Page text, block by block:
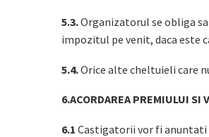
5.3.Organizatorul se obliga
impozitul pe venit, daca este
5.4.Orice alte cheltuieli care
6.ACORDAREA PREMIULUI SI
6.1 Castigatorii vor fi anuntati